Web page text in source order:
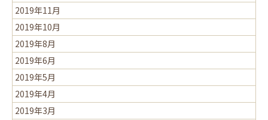
2019年11月
2019年10月
2019年8月
2019年6月
2019年5月
2019年4月
2019年3月